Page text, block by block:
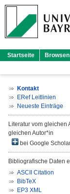
Startseite Browsen
Kontakt
ERef Leitlinien
Neueste Einträge
Literatur vom gleichen
gleichen Autor*in
bei Google
Bibliografische Daten
ASCII Citation
BibTeX
EP3 XML